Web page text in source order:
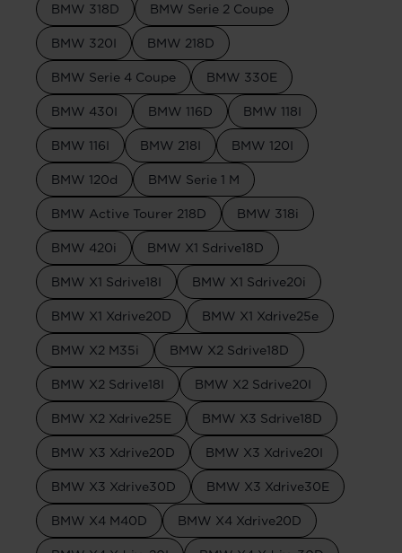
BMW 318D BMW Serie 2 Coupe
BMW 320I BMW 218D
BMW Serie 4 Coupe BMW 330E
BMW 430I BMW 116D BMW 118I
BMW 116I BMW 218I BMW 120I
BMW 120d BMW Serie 1 M
BMW Active Tourer 218D BMW 318i
BMW 420i BMW X1 Sdrive18D
BMW X1 Sdrive18I BMW X1 Sdrive20i
BMW X1 Xdrive20D BMW X1 Xdrive25e
BMW X2 M35i BMW X2 Sdrive18D
BMW X2 Sdrive18I BMW X2 Sdrive20I
BMW X2 Xdrive25E BMW X3 Sdrive18D
BMW X3 Xdrive20D BMW X3 Xdrive20I
BMW X3 Xdrive30D BMW X3 Xdrive30E
BMW X4 M40D BMW X4 Xdrive20D